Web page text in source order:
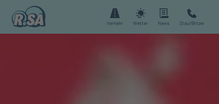
Verkehr Wetter News Stau/Blitzer